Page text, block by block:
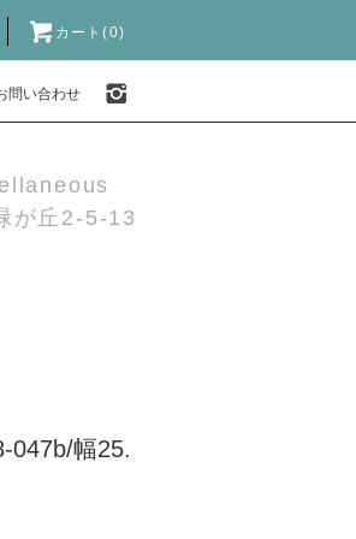
カート(0)
問い合わせ
が丘2-5-13
047b/幅25.